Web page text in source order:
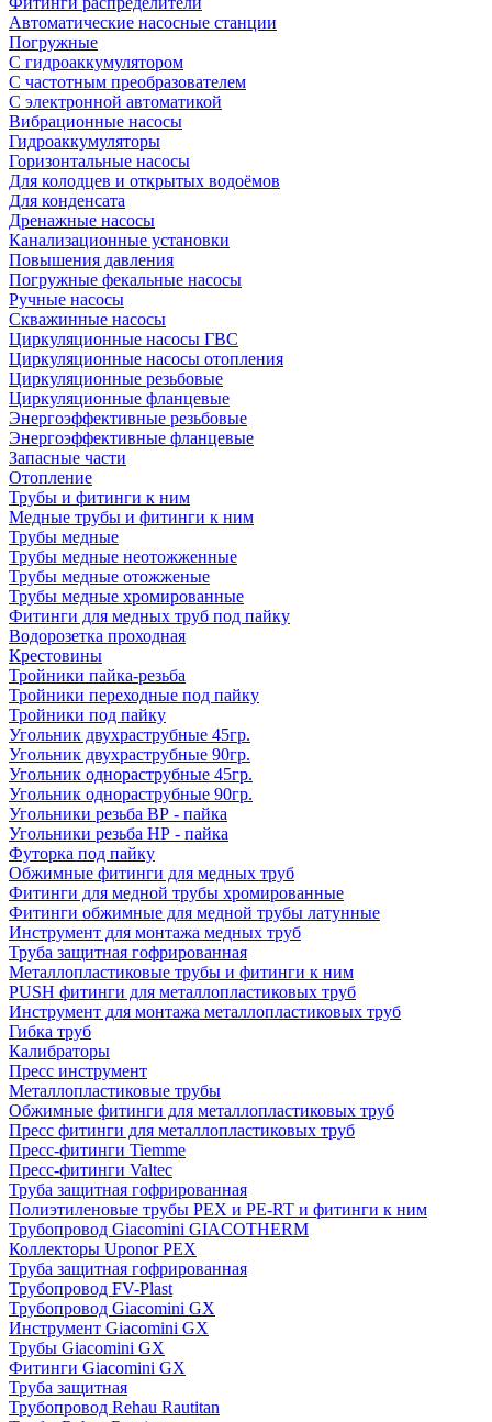
Автоматические насосные станции
Погружные
С гидроаккумулятором
С частотным преобразователем
С электронной автоматикой
Вибрационные насосы
Гидроаккумуляторы
Горизонтальные насосы
Для колодцев и открытых водоёмов
Для конденсата
Дренажные насосы
Канализационные установки
Повышения давления
Погружные фекальные насосы
Ручные насосы
Скважинные насосы
Циркуляционные насосы ГВС
Циркуляционные насосы отопления
Циркуляционные резьбовые
Циркуляционные фланцевые
Энергоэффективные резьбовые
Энергоэффективные фланцевые
Запасные части
Отопление
Трубы и фитинги к ним
Медные трубы и фитинги к ним
Трубы медные
Трубы медные неотожженные
Трубы медные отожженые
Трубы медные хромированные
Фитинги для медных труб под пайку
Водорозетка проходная
Крестовины
Тройники пайка-резьба
Тройники переходные под пайку
Тройники под пайку
Угольник двухраструбные 45гр.
Угольник двухраструбные 90гр.
Угольник однораструбные 45гр.
Угольник однораструбные 90гр.
Угольники резьба ВР - пайка
Угольники резьба НР - пайка
Футорка под пайку
Обжимные фитинги для медных труб
Фитинги для медной трубы хромированные
Фитинги обжимные для медной трубы латунные
Инструмент для монтажа медных труб
Труба защитная гофрированная
Металлопластиковые трубы и фитинги к ним
PUSH фитинги для металлопластиковых труб
Инструмент для монтажа металлопластиковых труб
Гибка труб
Калибраторы
Пресс инструмент
Металлопластиковые трубы
Обжимные фитинги для металлопластиковых труб
Пресс фитинги для металлопластиковых труб
Пресс-фитинги Tiemme
Пресс-фитинги Valtec
Труба защитная гофрированная
Полиэтиленовые трубы PEX и PE-RT и фитинги к ним
Трубопровод Giacomini GIACOTHERM
Коллекторы Uponor PEX
Труба защитная гофрированная
Трубопровод FV-Plast
Трубопровод Giacomini GX
Инструмент Giacomini GX
Трубы Giacomini GX
Фитинги Giacomini GX
Труба защитная
Трубопровод Rehau Rautitan